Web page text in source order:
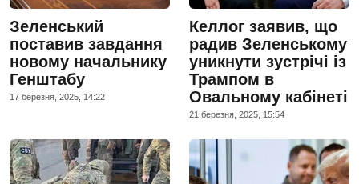
Зеленський
поставив завдання
новому начальнику
Генштабу
17 березня, 2025, 14:22
Келлог заявив, що
радив Зеленському
уникнути зустрічі із
Трампом в
Овальному кабінеті
21 березня, 2025, 15:54